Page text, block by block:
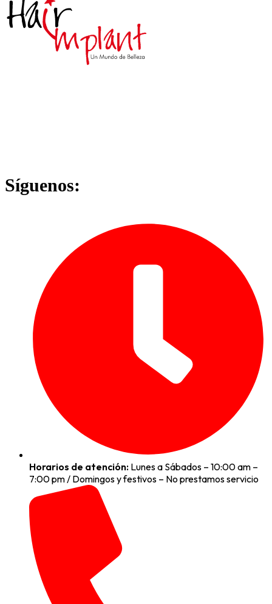
Síguenos:
Horarios de atención: Lunes a Sábados – 10:00 am –
7:00 pm / Domingos y festivos – No prestamos servicio